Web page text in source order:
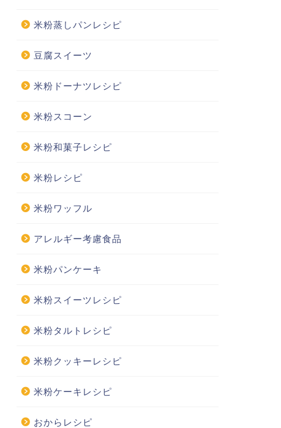
米粉蒸しパンレシピ
豆腐スイーツ
米粉ドーナツレシピ
米粉スコーン
米粉和菓子レシピ
米粉レシピ
米粉ワッフル
アレルギー考慮食品
米粉パンケーキ
米粉スイーツレシピ
米粉タルトレシピ
米粉クッキーレシピ
米粉ケーキレシピ
おからレシピ